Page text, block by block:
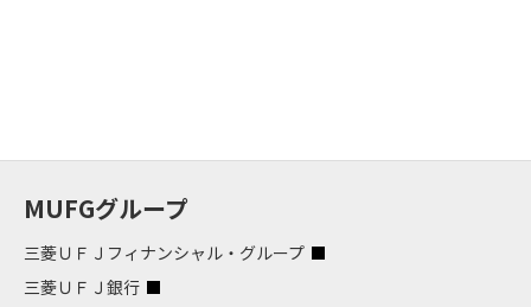
MUFGグループ
三菱ＵＦＪフィナンシャル・グループ
三菱ＵＦＪ銀行